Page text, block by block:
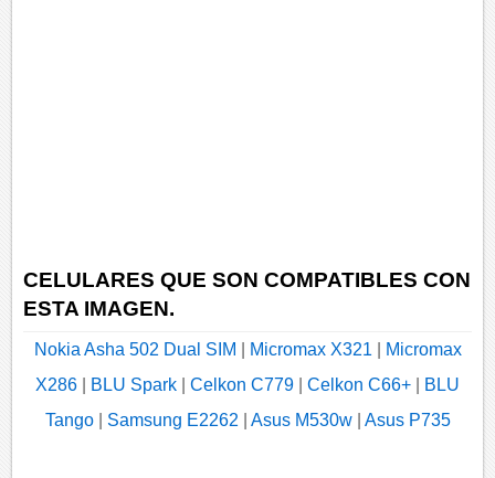
CELULARES QUE SON COMPATIBLES CON
ESTA IMAGEN.
Nokia Asha 502 Dual SIM Micromax X321
Micromax
X286
BLU Spark Celkon C779 Celkon C66+
BLU
Tango| Samsung E2262 Asus M530w| Asus P735